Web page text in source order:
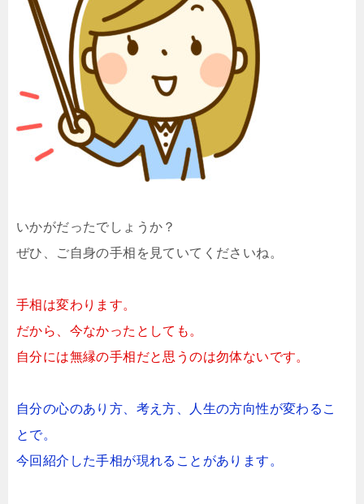
いかがだったでしょうか？
ぜひ、ご自身の手相を見ていてくださいね。
手相は変わります。
だから、今なかったとしても。
自分には無縁の手相だと思うのは勿体ないです。
自分の心のあり方、考え方、人生の方向性が変わるこ
とで。
今回紹介した手相が現れることがあります。